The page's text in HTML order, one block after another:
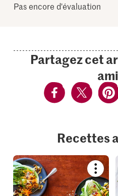
Pas encore d'évaluation
Partagez cet
Recettes
recipe
or